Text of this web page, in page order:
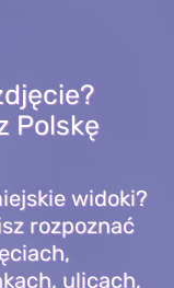
Polskę
widoki?
rozpoznać
ulicach,